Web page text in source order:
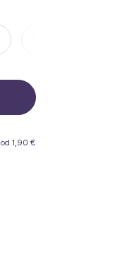
od 1,90 €